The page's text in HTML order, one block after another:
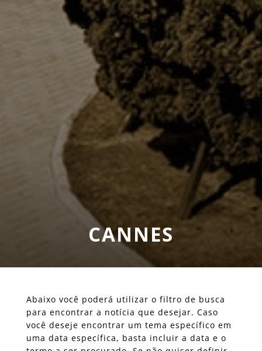
CANNES
Abaixo você poderá utilizar o filtro de busca
para encontrar a notícia que desejar. Caso
você deseje encontrar um tema específico em
uma data específica, basta incluir a data e o